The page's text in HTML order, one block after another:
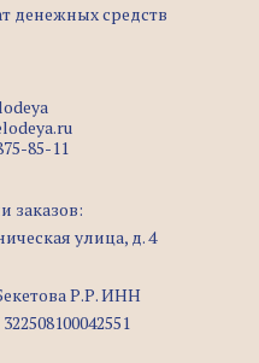
денежных средств
85-11
заказов:
улица, д. 4
Р.Р. ИНН